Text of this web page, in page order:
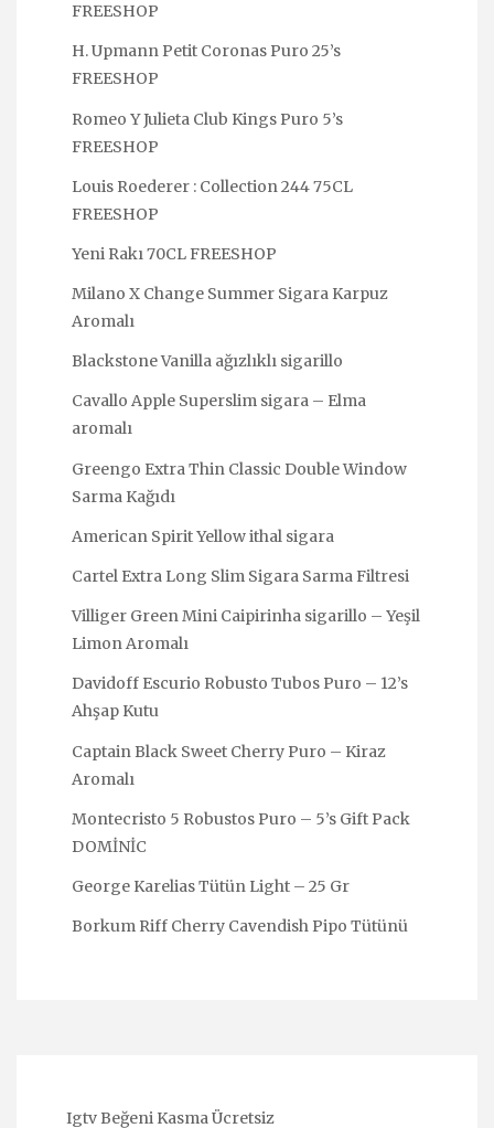
FREESHOP
H. Upmann Petit Coronas Puro 25’s
FREESHOP
Romeo Y Julieta Club Kings Puro 5’s
FREESHOP
Louis Roederer : Collection 244 75CL
FREESHOP
Yeni Rakı 70CL FREESHOP
Milano X Change Summer Sigara Karpuz
Aromalı
Blackstone Vanilla ağızlıklı sigarillo
Cavallo Apple Superslim sigara – Elma
aromalı
Greengo Extra Thin Classic Double Window
Sarma Kağıdı
American Spirit Yellow ithal sigara
Cartel Extra Long Slim Sigara Sarma Filtresi
Villiger Green Mini Caipirinha sigarillo – Yeşil
Limon Aromalı
Davidoff Escurio Robusto Tubos Puro – 12’s
Ahşap Kutu
Captain Black Sweet Cherry Puro – Kiraz
Aromalı
Montecristo 5 Robustos Puro – 5’s Gift Pack
DOMİNİC
George Karelias Tütün Light – 25 Gr
Borkum Riff Cherry Cavendish Pipo Tütünü
Igtv Beğeni Kasma Ücretsiz